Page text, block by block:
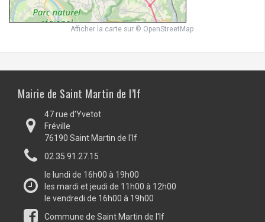
Afficher la carte sur © OpenStreetMap
Mairie de Saint Martin de l’If
47 rue d'Yvetot
Fréville
76190 Saint Martin de l'If
02.35.91.27.15
le lundi de 16h00 à 19h00
les mardi et jeudi de 11h00 à 12h00
le vendredi de 16h00 à 19h00
Commune de Saint Martin de l'If